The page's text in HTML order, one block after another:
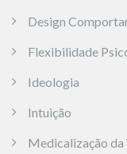
Design
Flexibilidade
Ideologia
Intuição
Medicalização da